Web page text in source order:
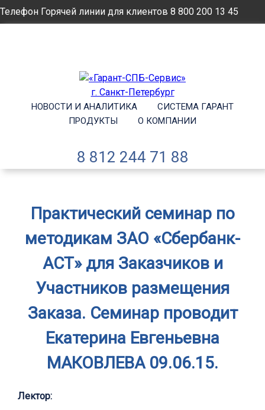
Телефон Горячей линии для клиентов 8 800 200 13 45
НОВОСТИ И АНАЛИТИКА
СИСТЕМА ГАРАНТ
ПРОДУКТЫ
О КОМПАНИИ
8 812 244 71 88
Практический семинар по
методикам ЗАО «Сбербанк-
АСТ» для Заказчиков и
Участников размещения
Заказа. Семинар проводит
Екатерина Евгеньевна
МАКОВЛЕВА 09.06.15.
Лектор: